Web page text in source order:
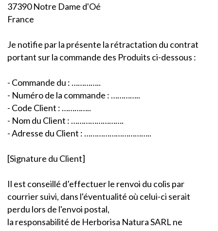
37390 Notre Dame d'Oé
France
Je notifie par la présente la rétractation du contrat
portant sur la commande des Produits ci-dessous :
- Commande du : …………..
- Numéro de la commande : …………..
- Code Client : …………..
- Nom du Client : …………………….
- Adresse du Client : …………………………..
[Signature du Client]
Il est conseillé d’effectuer le renvoi du colis par
courrier suivi, dans l'éventualité où celui-ci serait
perdu lors de l'envoi postal,
la responsabilité de Herborisa Natura SARL ne